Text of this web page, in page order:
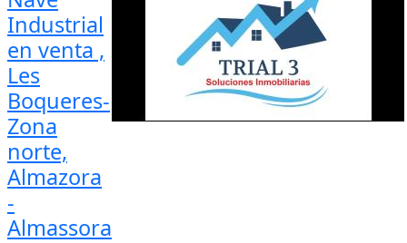
Industrial
en venta ,
Les
Boqueres-
Zona
norte,
Almazora
-
Almassora